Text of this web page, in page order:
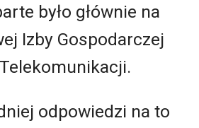
było głównie na
Izby Gospodarczej
odpowiedzi na to